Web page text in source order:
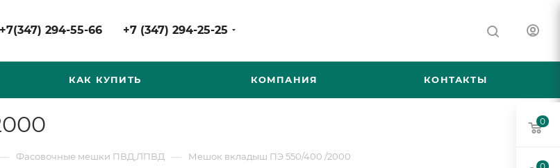
+7(347) 294-55-66 +7 (347) 294-25-25
КАК КУПИТЬ КОМПАНИЯ КОНТАКТЫ
Фасовочные мешки ПВД,ЛПВД — Мешок вкладыш ПЭ 550/400 /2000
0